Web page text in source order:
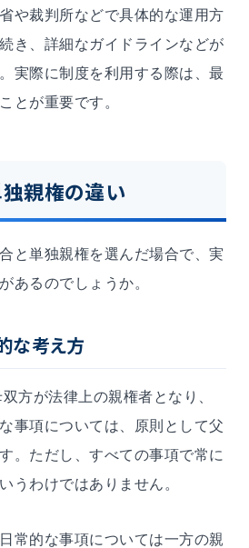
や裁判所などで具体的な運用方
き、詳細なガイドラインなどが
実際に制度を利用する際は、最
とが重要です。
親権の違い
と単独親権を選んだ場合で、実
あるのでしょうか。
な考え方
方が法律上の親権者となり、
事項については、原則として父
。ただし、すべての事項で常に
うわけではありません。
常的な事項については一方の親